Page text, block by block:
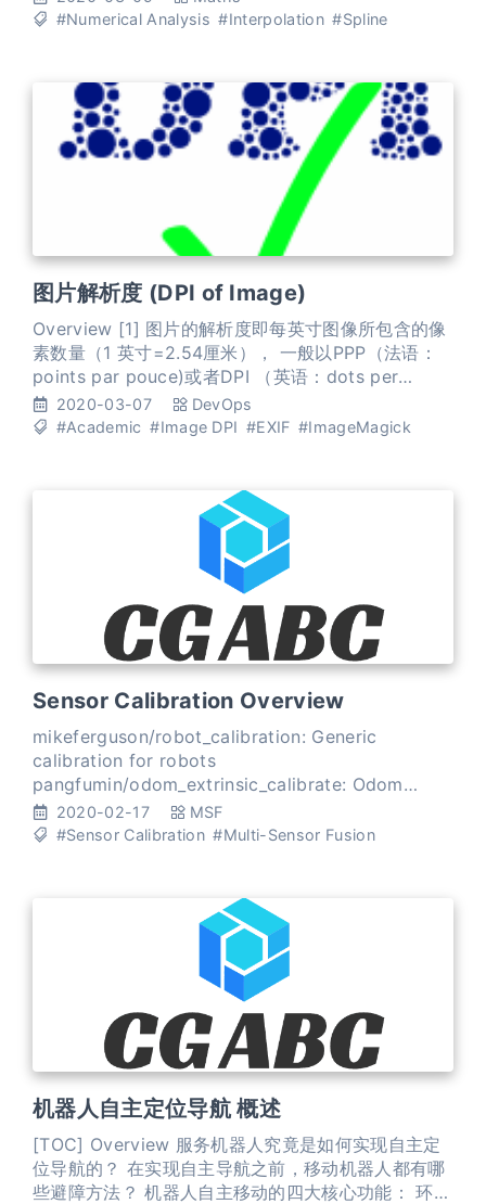
造一个函数作为近似，由于近似的要求不同，二者的
明显。 插值 Comparison of 1D and
#Numerical Analysis #Interpolation #Spline
图片解析度 (DPI of Image)
Overview [1] 图片的解析度即每英寸图像所包含的像
素数量（1 英寸=2.54厘米）， 一般以PPP（法语：
points par pouce)或者DPI （英语：dots per
inch）为单位。像素（或者点）越多，图像包含的信
息越多（越精确）。例如，300dpi的解析度代表图片
2020-03-07
DevOps
#Academic #Image DPI #EXIF #ImageMagick
Sensor Calibration Overview
mikeferguson/robot_calibration: Generic
calibration for robots
pangfumin/odom_extrinsic_calibrate: Odom
intrinsic and odom-sensors extrinsic calibration
on SE2 using batch optimization Spatial Hand-
2020-02-17
MSF
#Sensor Calibration #Multi-Sensor Fusion
机器人自主定位导航 概述
[TOC] Overview 服务机器人究竟是如何实现自主定
位导航的？ 在实现自主导航之前，移动机器人都有哪
些避障方法？ 机器人自主移动的四大核心功能： 环境